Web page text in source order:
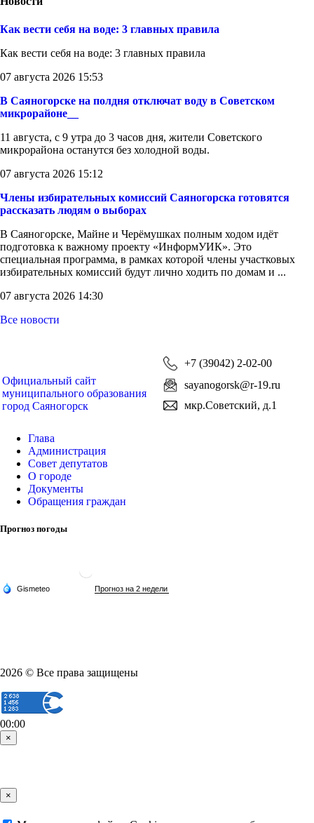
Как вести себя на воде: 3 главных правила
Как вести себя на воде: 3 главных правила
07 августа 2026 15:53
В Саяногорске на полдня отключат воду в Советском
микрорайоне__
11 августа, с 9 утра до 3 часов дня, жители Советского
микрорайона останутся без холодной воды.
07 августа 2026 15:12
Члены избирательных комиссий Саяногорска готовятся
рассказать людям о выборах
В Саяногорске, Майне и Черёмушках полным ходом идёт
подготовка к важному проекту «ИнформУИК». Это
специальная программа, в рамках которой члены участковых
избирательных комиссий будут лично ходить по домам и ...
07 августа 2026 14:30
Все новости
Официальный сайт
муниципального образования
город Саяногорск
+7 (39042) 2-02-00
sayanogorsk@r-19.ru
мкр.Советский, д.1
Глава
Администрация
Совет депутатов
О городе
Документы
Обращения граждан
Прогноз погоды
2026 © Все права защищены
00:00
×
×